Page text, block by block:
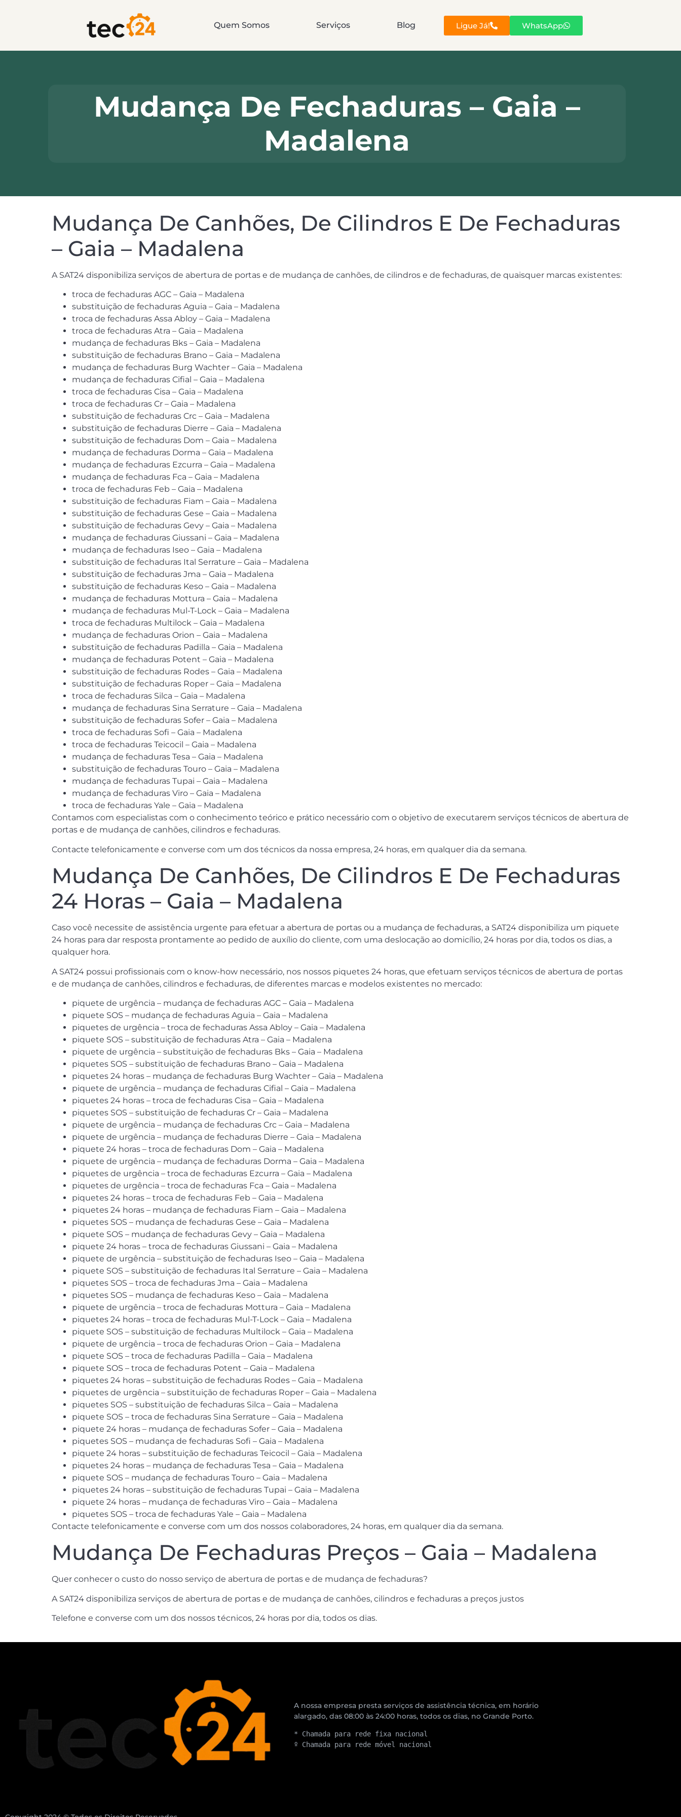
Quem Somos Serviços Blog Ligue Já! WhatsApp
Mudança De Fechaduras – Gaia –
Madalena
Mudança De Canhões, De Cilindros E De Fechaduras
– Gaia – Madalena
A SAT24 disponibiliza serviços de abertura de portas e de mudança de canhões, de cilindros e de fechaduras, de quaisquer marcas existentes:
troca de fechaduras AGC – Gaia – Madalena
substituição de fechaduras Aguia – Gaia – Madalena
troca de fechaduras Assa Abloy – Gaia – Madalena
troca de fechaduras Atra – Gaia – Madalena
mudança de fechaduras Bks – Gaia – Madalena
substituição de fechaduras Brano – Gaia – Madalena
mudança de fechaduras Burg Wachter – Gaia – Madalena
mudança de fechaduras Cifial – Gaia – Madalena
troca de fechaduras Cisa – Gaia – Madalena
troca de fechaduras Cr – Gaia – Madalena
substituição de fechaduras Crc – Gaia – Madalena
substituição de fechaduras Dierre – Gaia – Madalena
substituição de fechaduras Dom – Gaia – Madalena
mudança de fechaduras Dorma – Gaia – Madalena
mudança de fechaduras Ezcurra – Gaia – Madalena
mudança de fechaduras Fca – Gaia – Madalena
troca de fechaduras Feb – Gaia – Madalena
substituição de fechaduras Fiam – Gaia – Madalena
substituição de fechaduras Gese – Gaia – Madalena
substituição de fechaduras Gevy – Gaia – Madalena
mudança de fechaduras Giussani – Gaia – Madalena
mudança de fechaduras Iseo – Gaia – Madalena
substituição de fechaduras Ital Serrature – Gaia – Madalena
substituição de fechaduras Jma – Gaia – Madalena
substituição de fechaduras Keso – Gaia – Madalena
mudança de fechaduras Mottura – Gaia – Madalena
mudança de fechaduras Mul-T-Lock – Gaia – Madalena
troca de fechaduras Multilock – Gaia – Madalena
mudança de fechaduras Orion – Gaia – Madalena
substituição de fechaduras Padilla – Gaia – Madalena
mudança de fechaduras Potent – Gaia – Madalena
substituição de fechaduras Rodes – Gaia – Madalena
substituição de fechaduras Roper – Gaia – Madalena
troca de fechaduras Silca – Gaia – Madalena
mudança de fechaduras Sina Serrature – Gaia – Madalena
substituição de fechaduras Sofer – Gaia – Madalena
troca de fechaduras Sofi – Gaia – Madalena
troca de fechaduras Teicocil – Gaia – Madalena
mudança de fechaduras Tesa – Gaia – Madalena
substituição de fechaduras Touro – Gaia – Madalena
mudança de fechaduras Tupai – Gaia – Madalena
mudança de fechaduras Viro – Gaia – Madalena
troca de fechaduras Yale – Gaia – Madalena
Contamos com especialistas com o conhecimento teórico e prático necessário com o objetivo de executarem serviços técnicos de abertura de
portas e de mudança de canhões, cilindros e fechaduras.
Contacte telefonicamente e converse com um dos técnicos da nossa empresa, 24 horas, em qualquer dia da semana.
Mudança De Canhões, De Cilindros E De Fechaduras
24 Horas – Gaia – Madalena
Caso você necessite de assistência urgente para efetuar a abertura de portas ou a mudança de fechaduras, a SAT24 disponibiliza um piquete
24 horas para dar resposta prontamente ao pedido de auxílio do cliente, com uma deslocação ao domicílio, 24 horas por dia, todos os dias, a
qualquer hora.
A SAT24 possui profissionais com o know-how necessário, nos nossos piquetes 24 horas, que efetuam serviços técnicos de abertura de portas
e de mudança de canhões, cilindros e fechaduras, de diferentes marcas e modelos existentes no mercado:
piquete de urgência – mudança de fechaduras AGC – Gaia – Madalena
piquete SOS – mudança de fechaduras Aguia – Gaia – Madalena
piquetes de urgência – troca de fechaduras Assa Abloy – Gaia – Madalena
piquete SOS – substituição de fechaduras Atra – Gaia – Madalena
piquete de urgência – substituição de fechaduras Bks – Gaia – Madalena
piquetes SOS – substituição de fechaduras Brano – Gaia – Madalena
piquetes 24 horas – mudança de fechaduras Burg Wachter – Gaia – Madalena
piquete de urgência – mudança de fechaduras Cifial – Gaia – Madalena
piquetes 24 horas – troca de fechaduras Cisa – Gaia – Madalena
piquetes SOS – substituição de fechaduras Cr – Gaia – Madalena
piquete de urgência – mudança de fechaduras Crc – Gaia – Madalena
piquete de urgência – mudança de fechaduras Dierre – Gaia – Madalena
piquete 24 horas – troca de fechaduras Dom – Gaia – Madalena
piquete de urgência – mudança de fechaduras Dorma – Gaia – Madalena
piquetes de urgência – troca de fechaduras Ezcurra – Gaia – Madalena
piquetes de urgência – troca de fechaduras Fca – Gaia – Madalena
piquetes 24 horas – troca de fechaduras Feb – Gaia – Madalena
piquetes 24 horas – mudança de fechaduras Fiam – Gaia – Madalena
piquetes SOS – mudança de fechaduras Gese – Gaia – Madalena
piquete SOS – mudança de fechaduras Gevy – Gaia – Madalena
piquete 24 horas – troca de fechaduras Giussani – Gaia – Madalena
piquete de urgência – substituição de fechaduras Iseo – Gaia – Madalena
piquete SOS – substituição de fechaduras Ital Serrature – Gaia – Madalena
piquetes SOS – troca de fechaduras Jma – Gaia – Madalena
piquetes SOS – mudança de fechaduras Keso – Gaia – Madalena
piquete de urgência – troca de fechaduras Mottura – Gaia – Madalena
piquetes 24 horas – troca de fechaduras Mul-T-Lock – Gaia – Madalena
piquete SOS – substituição de fechaduras Multilock – Gaia – Madalena
piquete de urgência – troca de fechaduras Orion – Gaia – Madalena
piquete SOS – troca de fechaduras Padilla – Gaia – Madalena
piquete SOS – troca de fechaduras Potent – Gaia – Madalena
piquetes 24 horas – substituição de fechaduras Rodes – Gaia – Madalena
piquetes de urgência – substituição de fechaduras Roper – Gaia – Madalena
piquetes SOS – substituição de fechaduras Silca – Gaia – Madalena
piquete SOS – troca de fechaduras Sina Serrature – Gaia – Madalena
piquete 24 horas – mudança de fechaduras Sofer – Gaia – Madalena
piquetes SOS – mudança de fechaduras Sofi – Gaia – Madalena
piquete 24 horas – substituição de fechaduras Teicocil – Gaia – Madalena
piquetes 24 horas – mudança de fechaduras Tesa – Gaia – Madalena
piquete SOS – mudança de fechaduras Touro – Gaia – Madalena
piquetes 24 horas – substituição de fechaduras Tupai – Gaia – Madalena
piquete 24 horas – mudança de fechaduras Viro – Gaia – Madalena
piquetes SOS – troca de fechaduras Yale – Gaia – Madalena
Contacte telefonicamente e converse com um dos nossos colaboradores, 24 horas, em qualquer dia da semana.
Mudança De Fechaduras Preços – Gaia – Madalena
Quer conhecer o custo do nosso serviço de abertura de portas e de mudança de fechaduras?
A SAT24 disponibiliza serviços de abertura de portas e de mudança de canhões, cilindros e fechaduras a preços justos
Telefone e converse com um dos nossos técnicos, 24 horas por dia, todos os dias.
A nossa empresa presta serviços de assistência técnica, em horário
alargado, das 08:00 às 24:00 horas, todos os dias, no Grande Porto.
* Chamada para rede fixa nacional
º Chamada para rede móvel nacional